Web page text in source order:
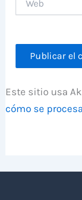
Este sitio usa
cómo se